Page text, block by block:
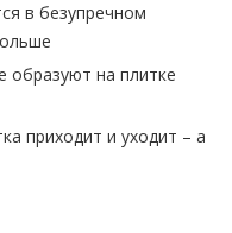
в безупречном
образуют на плитке
приходит и уходит – а